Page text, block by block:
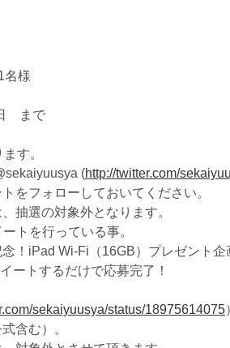
様
まで
す。
(http://twitter.com/
をフォローしておいてください。
抽選の対象外となります。
トを行っている事。
！iPad Wi-Fi（16GB）プレゼント企
ートするだけで応募完了！
sekaiyuusya/status/18975614075
含む）。